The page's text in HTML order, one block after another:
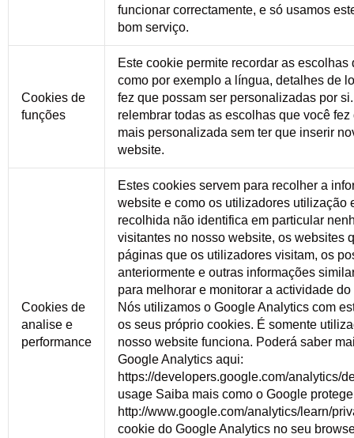
funcionar correctamente, e só usamos
bom serviço.
Cookies de
funções
Este cookie permite recordar as
como por exemplo a língua, detalhes de
fez que possam ser personalizadas por
relembrar todas as escolhas que você
mais personalizada sem ter que inserir
website.
Cookies de
analise e
performance
Estes cookies servem para recolher a
website e como os utilizadores utilização
recolhida não identifica em particular
visitantes no nosso website, os websites
páginas que os utilizadores visitam, os
anteriormente e outras informações
para melhorar e monitorar a actividade
Nós utilizamos o Google Analytics com
os seus próprio cookies. É somente
nosso website funciona. Poderá saber
Google Analytics aqui:
https://developers.google.com/analytics/
usage Saiba mais como o Google
http://www.google.com/analytics/learn/
cookie do Google Analytics no seu